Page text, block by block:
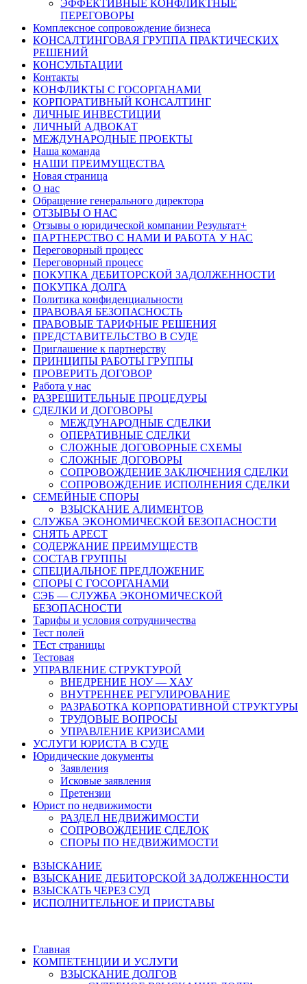
ЭФФЕКТИВНЫЕ КОНФЛИКТНЫЕ
ПЕРЕГОВОРЫ
Комплексное сопровождение бизнеса
КОНСАЛТИНГОВАЯ ГРУППА ПРАКТИЧЕСКИХ
РЕШЕНИЙ
КОНСУЛЬТАЦИИ
Контакты
КОНФЛИКТЫ С ГОСОРГАНАМИ
КОРПОРАТИВНЫЙ КОНСАЛТИНГ
ЛИЧНЫЕ ИНВЕСТИЦИИ
ЛИЧНЫЙ АДВОКАТ
МЕЖДУНАРОДНЫЕ ПРОЕКТЫ
Наша команда
НАШИ ПРЕИМУЩЕСТВА
Новая страница
О нас
Обращение генерального директора
ОТЗЫВЫ О НАС
Отзывы о юридической компании Результат+
ПАРТНЕРСТВО С НАМИ И РАБОТА У НАС
Переговорный процесс
Переговорный процесс
ПОКУПКА ДЕБИТОРСКОЙ ЗАДОЛЖЕННОСТИ
ПОКУПКА ДОЛГА
Политика конфиденциальности
ПРАВОВАЯ БЕЗОПАСНОСТЬ
ПРАВОВЫЕ ТАРИФНЫЕ РЕШЕНИЯ
ПРЕДСТАВИТЕЛЬСТВО В СУДЕ
Приглашение к партнерству
ПРИНЦИПЫ РАБОТЫ ГРУППЫ
ПРОВЕРИТЬ ДОГОВОР
Работа у нас
РАЗРЕШИТЕЛЬНЫЕ ПРОЦЕДУРЫ
СДЕЛКИ И ДОГОВОРЫ
МЕЖДУНАРОДНЫЕ СДЕЛКИ
ОПЕРАТИВНЫЕ СДЕЛКИ
СЛОЖНЫЕ ДОГОВОРНЫЕ СХЕМЫ
СЛОЖНЫЕ ДОГОВОРЫ
СОПРОВОЖДЕНИЕ ЗАКЛЮЧЕНИЯ СДЕЛКИ
СОПРОВОЖДЕНИЕ ИСПОЛНЕНИЯ СДЕЛКИ
СЕМЕЙНЫЕ СПОРЫ
ВЗЫСКАНИЕ АЛИМЕНТОВ
СЛУЖБА ЭКОНОМИЧЕСКОЙ БЕЗОПАСНОСТИ
СНЯТЬ АРЕСТ
СОДЕРЖАНИЕ ПРЕИМУЩЕСТВ
СОСТАВ ГРУППЫ
СПЕЦИАЛЬНОЕ ПРЕДЛОЖЕНИЕ
СПОРЫ С ГОСОРГАНАМИ
СЭБ — СЛУЖБА ЭКОНОМИЧЕСКОЙ
БЕЗОПАСНОСТИ
Тарифы и условия сотрудничества
Тест полей
ТЕст страницы
Тестовая
УПРАВЛЕНИЕ СТРУКТУРОЙ
ВНЕДРЕНИЕ НОУ — ХАУ
ВНУТРЕННЕЕ РЕГУЛИРОВАНИЕ
РАЗРАБОТКА КОРПОРАТИВНОЙ СТРУКТУРЫ
ТРУДОВЫЕ ВОПРОСЫ
УПРАВЛЕНИЕ КРИЗИСАМИ
УСЛУГИ ЮРИСТА В СУДЕ
Юридические документы
Заявления
Исковые заявления
Претензии
Юрист по недвижимости
РАЗДЕЛ НЕДВИЖИМОСТИ
СОПРОВОЖДЕНИЕ СДЕЛОК
СПОРЫ ПО НЕДВИЖИМОСТИ
ВЗЫСКАНИЕ
ВЗЫСКАНИЕ ДЕБИТОРСКОЙ ЗАДОЛЖЕННОСТИ
ВЗЫСКАТЬ ЧЕРЕЗ СУД
ИСПОЛНИТЕЛЬНОЕ И ПРИСТАВЫ
Главная
КОМПЕТЕНЦИИ И УСЛУГИ
ВЗЫСКАНИЕ ДОЛГОВ